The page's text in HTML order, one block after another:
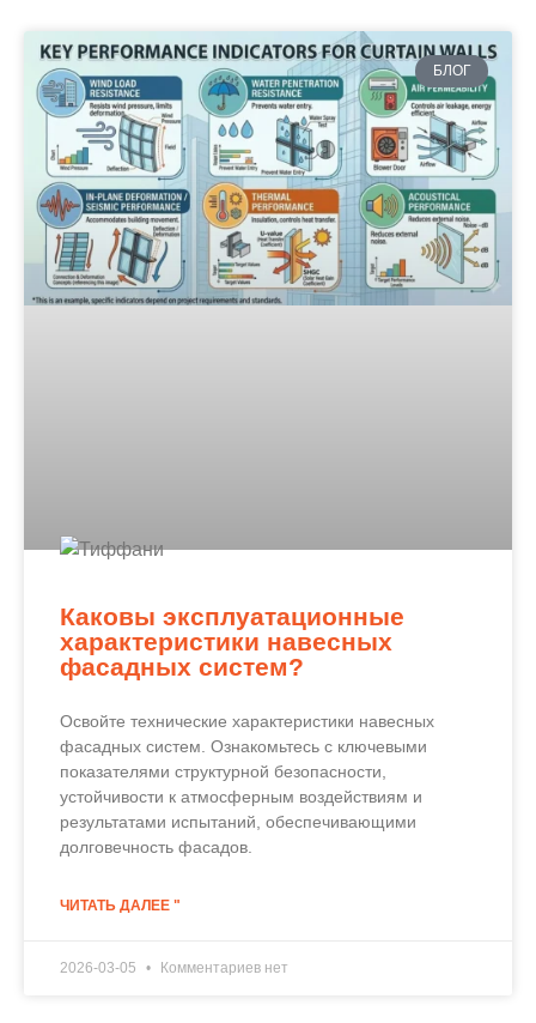
БЛОГ
Каковы эксплуатационные
характеристики навесных
фасадных систем?
Освойте технические характеристики навесных
фасадных систем. Ознакомьтесь с ключевыми
показателями структурной безопасности,
устойчивости к атмосферным воздействиям и
результатами испытаний, обеспечивающими
долговечность фасадов.
ЧИТАТЬ ДАЛЕЕ "
2026-03-05 Комментариев нет